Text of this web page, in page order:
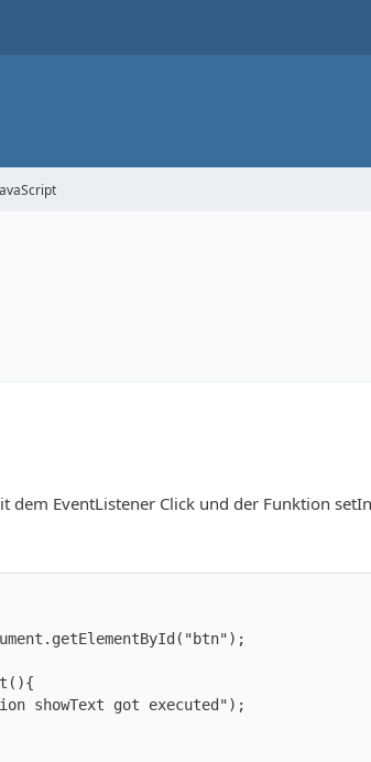
dem EventListener Click und der Funktion